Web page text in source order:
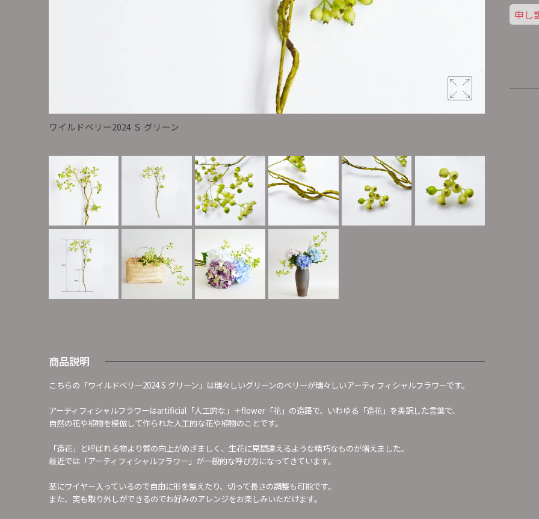
ワイルドベリー2024 Ｓ グリーン
商品説明
こちらの「ワイルドベリー2024 S グリーン」は瑞々しいグリーンのベリーが瑞々しいアーティフィシャルフラワーです。
アーティフィシャルフラワーはartificial「人工的な」＋flower「花」の造語で、いわゆる「造花」を英訳した言葉で、
自然の花や植物を模倣して作られた人工的な花や植物のことです。
「造花」と呼ばれる物より質の向上がめざましく、生花に見間違えるような精巧なものが増えました。
最近では「アーティフィシャルフラワー」が一般的な呼び方になってきています。
茎にワイヤー入っているので自由に形を整えたり、切って長さの調整も可能です。
また、実も取り外しができるのでお好みのアレンジをお楽しみいただけます。
申し